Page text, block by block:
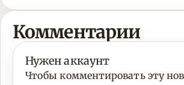
Комментарии
Нужен аккаунт
Чтобы комментировать эту